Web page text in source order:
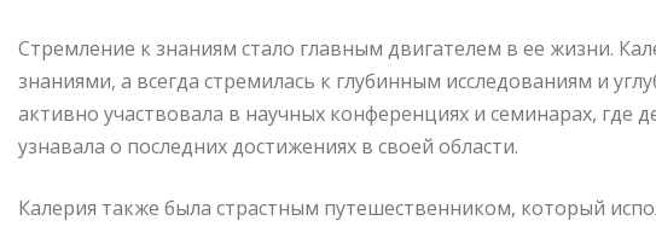
Стремление к знаниям стало главным двигателем в ее жизни.
знаниями, а всегда стремилась к глубинным исследованиям и
активно участвовала в научных конференциях и семинарах, где
узнавала о последних достижениях в своей области.
Калерия также была страстным путешественником, который